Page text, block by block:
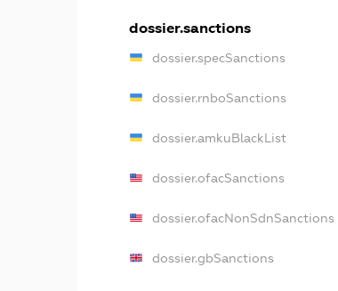
dossier.sanctions
dossier.specSanctions
dossier.rnboSanctions
dossier.amkuBlackList
dossier.ofacSanctions
dossier.ofacNonSdnSanctions
dossier.gbSanctions